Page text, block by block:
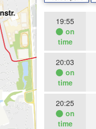
19:55
on
time
20:03
on
time
20:25
on
time